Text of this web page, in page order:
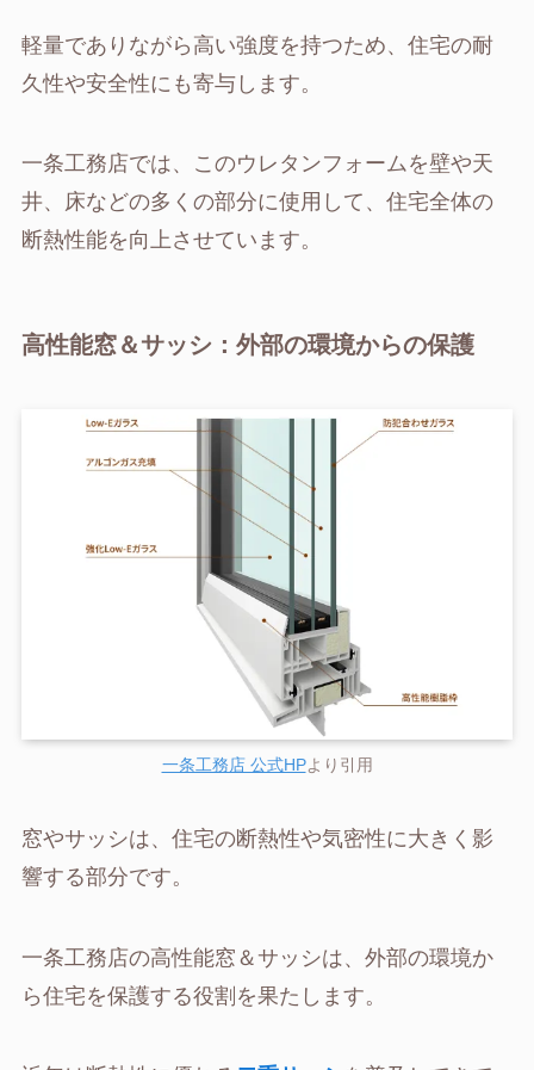
軽量でありながら高い強度を持つため、住宅の耐
久性や安全性にも寄与します。
一条工務店では、このウレタンフォームを壁や天
井、床などの多くの部分に使用して、住宅全体の
断熱性能を向上させています。
高性能窓＆サッシ：外部の環境からの保護
一条工務店 公式HPより引用
窓やサッシは、住宅の断熱性や気密性に大きく影
響する部分です。
一条工務店の高性能窓＆サッシは、外部の環境か
ら住宅を保護する役割を果たします。